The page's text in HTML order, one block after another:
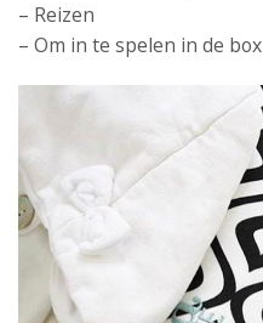
– Reizen
– Om in te spelen in de box